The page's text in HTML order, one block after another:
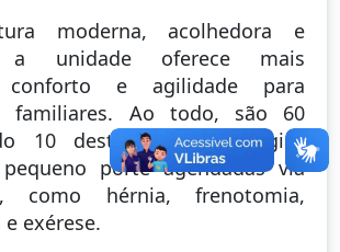
moderna, acolhedora e
a unidade oferece mais
conforto e agilidade para
familiares. Ao todo, são 60
10 destinados a cirurgias
porte agendadas via
como hérnia, frenotomia,
exérese.